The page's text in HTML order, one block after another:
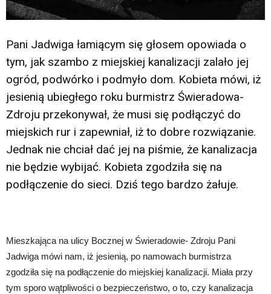
Pani Jadwiga łamiącym się głosem opowiada o
tym, jak szambo z miejskiej kanalizacji zalało jej
ogród, podwórko i podmyło dom. Kobieta mówi, iż
jesienią ubiegłego roku burmistrz Świeradowa-
Zdroju przekonywał, że musi się podłączyć do
miejskich rur i zapewniał, iż to dobre rozwiązanie.
Jednak nie chciał dać jej na piśmie, że kanalizacja
nie będzie wybijać. Kobieta zgodziła się na
podłączenie do sieci. Dziś tego bardzo żałuje.
Mieszkająca na ulicy Bocznej w Świeradowie- Zdroju Pani
Jadwiga mówi nam, iż jesienią, po namowach burmistrza
zgodziła się na podłączenie do miejskiej kanalizacji. Miała przy
tym sporo wątpliwości o bezpieczeństwo, o to, czy kanalizacja